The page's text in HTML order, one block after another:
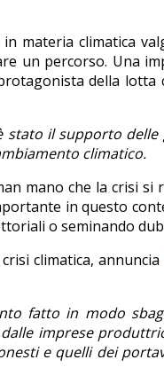
materia climatica
un percorso. Una
della lotta
stato il supporto
climatico.
mano che la crisi
in questo
o seminando
climatica, annuncia
fatto in modo
imprese
e quelli dei